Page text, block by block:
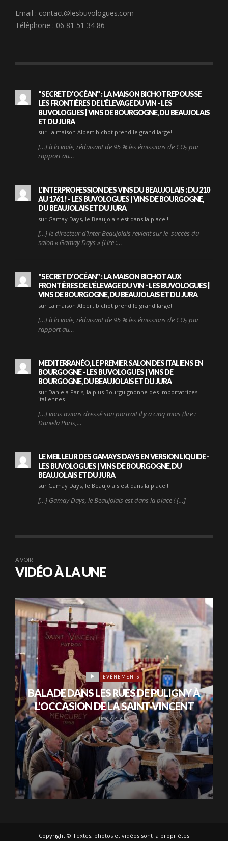
Email : contact@lesbuvologues.com
Téléphone : 06 81 51 34 86
"SECRET D'OCÉAN" : LA MAISON BICHOT REPOUSSE
LES FRONTIÈRES DE L'ÉLEVAGE DU VIN - LES
BUVOLOGUES | VINS DE BOURGOGNE, DU BEAUJOLAIS
ET DU JURA
sur La maison Albert bichot prend le grand large!
[…] à la voile, réduisant de 95 % les émissions de CO₂ par
rapport au…
L'INTERPROFESSION DES VINS DU BEAUJOLAIS : DU 210
AU 1761 ! - LES BUVOLOGUES | VINS DE BOURGOGNE,
DU BEAUJOLAIS ET DU JURA
sur Gamay Days, le Beaujolais est dans la place !
[…] le directeur d’Inter Beaujolais revient sur le succès du
salon « Gamay Days » (Lire :…
"SECRET D'OCÉAN" : LA MAISON BICHOT AUX
FRONTIÈRES DE L'ÉLEVAGE DU VIN - LES BUVOLOGUES |
VINS DE BOURGOGNE, DU BEAUJOLAIS ET DU JURA
sur La maison Albert bichot prend le grand large!
[…] à la voile, réduisant de 95 % les émissions de CO₂ par
rapport au…
MEDITERRANÉO, LE PREMIER SALON DES ITALIENS EN
BOURGOGNE - LES BUVOLOGUES | VINS DE
BOURGOGNE, DU BEAUJOLAIS ET DU JURA
sur Daniela Paris, la plus Bourguignonne des importatrices
italiennes
[…] vous avions dressé son portrait il y a cinq mois (lire :
Daniela Paris,…
LE MEILLEUR DES GAMAYS DAYS EN VERSION LIQUIDE -
LES BUVOLOGUES | VINS DE BOURGOGNE, DU
BEAUJOLAIS ET DU JURA
sur Gamay Days, le Beaujolais est dans la place !
[…] Gamay Days, le Beaujolais est dans la place ! […]
A VOIR
VIDÉO À LA UNE
EVÉNEMENTS
BALADE DANS LES RUES DE PULIGNY À
L’OCCASION DE LA SAINT-VINCENT
IL Y A 4 ANS
Copyright © Textes, photos et vidéos sont la propriétés